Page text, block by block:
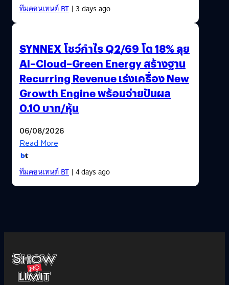
ทีมคอนเทนต์ BT| 3 days ago
SYNNEX โชว์กำไร Q2/69 โต 18% ลุย
AI–Cloud–Green Energy สร้างฐาน
Recurring Revenue เร่งเครื่อง New
Growth Engine พร้อมจ่ายปันผล
0.10 บาท/หุ้น
06/08/2026
Read More
ทีมคอนเทนต์ BT| 4 days ago